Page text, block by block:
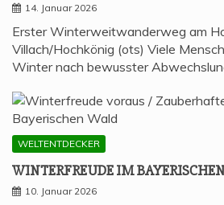
14. Januar 2026
Erster Winterweitwanderweg am
Villach/Hochkönig (ots) Viele
Winter nach bewusster
WELTENTDECKER
WIN­TER­FREU­DE IM
10. Januar 2026